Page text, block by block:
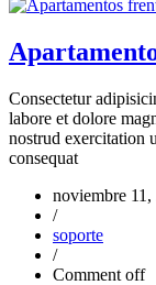
Consectetur
labore et dolore
nostrud exercitation
consequat
noviembre 11,
/
soporte
/
Comment off